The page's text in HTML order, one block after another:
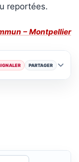
reportées.
– Montpellier
PARTAGER